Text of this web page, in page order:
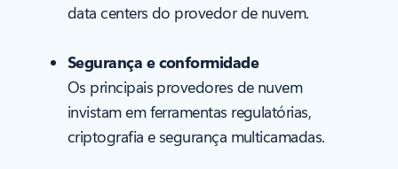
data centers do provedor de nuvem.
Segurança e conformidade
Os principais provedores de nuvem
invistam em ferramentas regulatórias,
criptografia e segurança multicamadas.